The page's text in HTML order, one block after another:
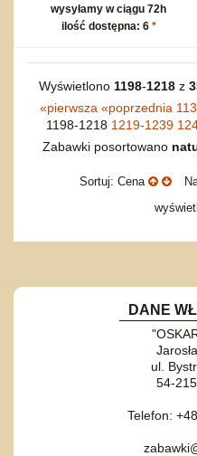
wysyłamy w ciągu 72h
ilość dostępna: 6 *
Wyświetlono 1198-1218 z
«pierwsza «poprzednia
1198-1218 1219-1239
Zabawki posortowano
Sortuj: Cena
DANE
ul.
54-
Telefon: